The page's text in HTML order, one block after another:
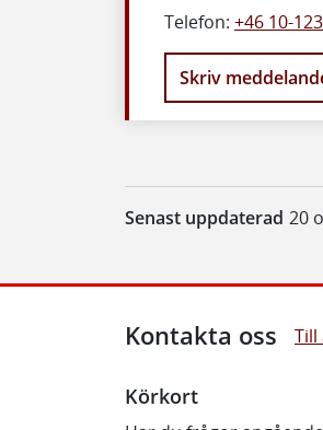
Telefon: +46 10-
Skriv
Senast uppdaterad 20
Kontakta oss
Körkort